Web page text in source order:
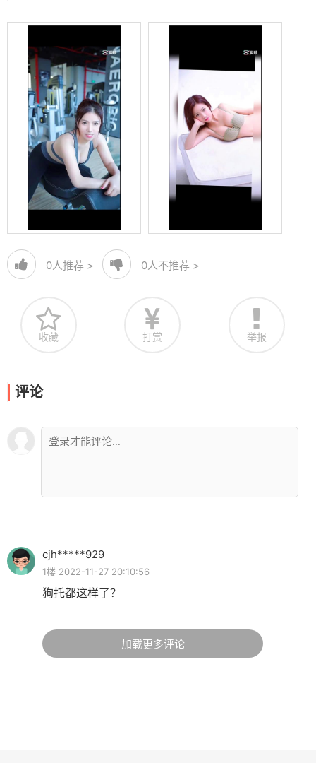
0人推荐 > 0人不推荐 >
收藏 打赏 举报
评论
cjh*****929
1楼 2022-11-27 20:10:56
狗托都这样了？
加载更多评论